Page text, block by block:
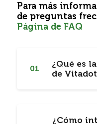
Para más
de preguntas
Página de FAQ
01
¿Qué es
de
¿Cómo